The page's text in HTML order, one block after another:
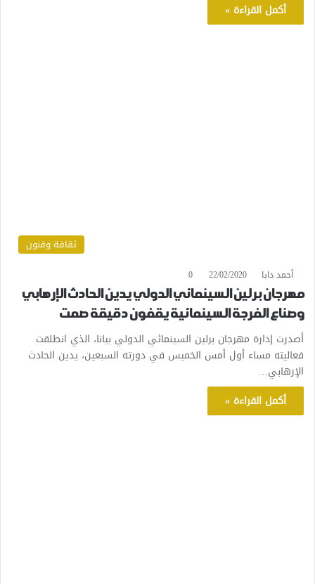
أكمل القراءة »
ثقافة وفنون
أحمد دابا 22/02/2020
0
مهرجان برلين السينمائي الدولي يدين الحادث الإرهابي
وصناع الفرجة السينمائية يقفون دقيقة صمت
أصدرت إدارة مهرجان برلين السينمائي الدولي بيانا، الذي انطلقت
فعاليته مساء أول أمس الخميس في دورته السبعين، يدين الحادث
الإرهابي…
أكمل القراءة »